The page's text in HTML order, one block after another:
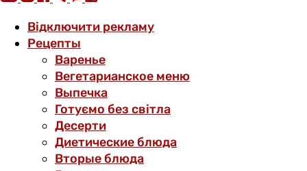
Відключити рекламу
Рецепты
Варенье
Вегетарианское меню
Выпечка
Готуємо без світла
Десерти
Диетические блюда
Вторые блюда